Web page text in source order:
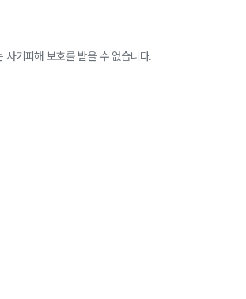
사기피해 보호를 받을 수 없습니다.